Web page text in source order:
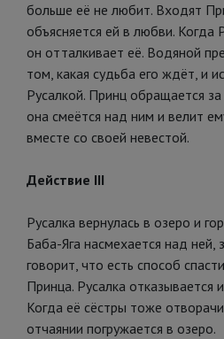
больше её не любит. Входят
объясняется ей в любви. Когда
он отталкивает её. Водяной
том, какая судьба его ждёт, и
Русалкой. Принц обращается
она смеётся над ним и велит
вместе со своей невестой.
Действие III
Русалка вернулась в озеро и
Баба-Яга насмехается над ней,
говорит, что есть способ
Принца. Русалка отказывается
Когда её сёстры тоже
отчаянии погружается в озеро.